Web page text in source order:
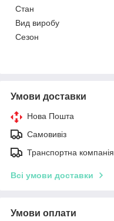
Стан
Вид виробу
Сезон
Умови доставки
Нова Пошта
Самовивіз
Транспортна компанія
Всі умови доставки
Умови оплати